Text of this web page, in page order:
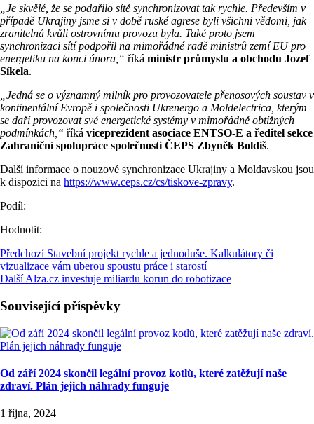
„Je skvělé, že se podařilo sítě synchronizovat tak rychle. Především v
případě Ukrajiny jsme si v době ruské agrese byli všichni vědomi, jak
zranitelná kvůli ostrovnímu provozu byla. Také proto jsem
synchronizaci sítí podpořil na mimořádné radě ministrů zemí EU pro
energetiku na konci února,“ říká ministr průmyslu a obchodu Jozef
Síkela.
„Jedná se o významný milník pro provozovatele přenosových soustav v
kontinentální Evropě i společnosti Ukrenergo a Moldelectrica, kterým
se daří provozovat své energetické systémy v mimořádně obtížných
podmínkách,“ říká viceprezident asociace ENTSO-E a ředitel sekce
Zahraniční spolupráce společnosti ČEPS Zbyněk Boldiš.
Další informace o nouzové synchronizace Ukrajiny a Moldavskou jsou
k dispozici na https://www.ceps.cz/cs/tiskove-zpravy.
Podíl:
Hodnotit:
Předchozí Stavební projekt rychle a jednoduše. Kalkulátory či
vizualizace vám uberou spoustu práce i starostí
Další Alza.cz investuje miliardu korun do robotizace
Související příspěvky
Od září 2024 skončil legální provoz kotlů, které zatěžují naše
zdraví. Plán jejich náhrady funguje
1 října, 2024